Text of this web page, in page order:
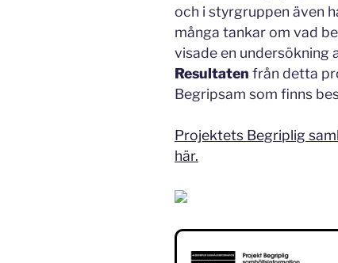
och i styrgruppen även
många tankar om vad
visade en undersökning
Resultaten från detta
Begripsam som finns
Projektets Begriplig
här.